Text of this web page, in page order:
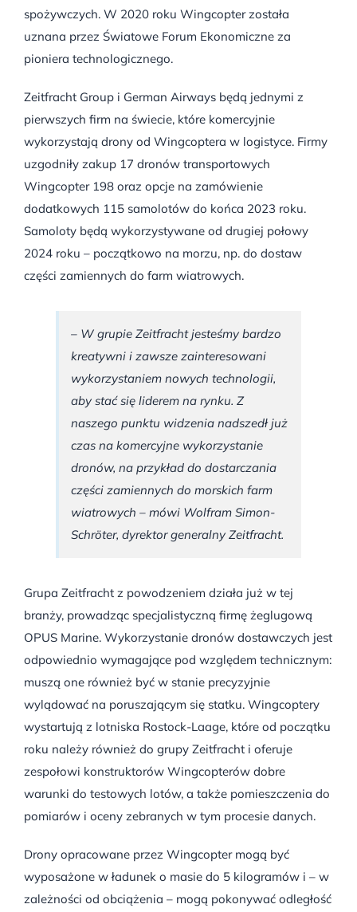
spożywczych. W 2020 roku Wingcopter została
uznana przez Światowe Forum Ekonomiczne za
pioniera technologicznego.
Zeitfracht Group i German Airways będą jednymi z
pierwszych firm na świecie, które komercyjnie
wykorzystają drony od Wingcoptera w logistyce. Firmy
uzgodniły zakup 17 dronów transportowych
Wingcopter 198 oraz opcje na zamówienie
dodatkowych 115 samolotów do końca 2023 roku.
Samoloty będą wykorzystywane od drugiej połowy
2024 roku – początkowo na morzu, np. do dostaw
części zamiennych do farm wiatrowych.
– W grupie Zeitfracht jesteśmy bardzo
kreatywni i zawsze zainteresowani
wykorzystaniem nowych technologii,
aby stać się liderem na rynku. Z
naszego punktu widzenia nadszedł już
czas na komercyjne wykorzystanie
dronów, na przykład do dostarczania
części zamiennych do morskich farm
wiatrowych – mówi Wolfram Simon-
Schröter, dyrektor generalny Zeitfracht.
Grupa Zeitfracht z powodzeniem działa już w tej
branży, prowadząc specjalistyczną firmę żeglugową
OPUS Marine. Wykorzystanie dronów dostawczych jest
odpowiednio wymagające pod względem technicznym:
muszą one również być w stanie precyzyjnie
wylądować na poruszającym się statku. Wingcoptery
wystartują z lotniska Rostock-Laage, które od początku
roku należy również do grupy Zeitfracht i oferuje
zespołowi konstruktorów Wingcopterów dobre
warunki do testowych lotów, a także pomieszczenia do
pomiarów i oceny zebranych w tym procesie danych.
Drony opracowane przez Wingcopter mogą być
wyposażone w ładunek o masie do 5 kilogramów i – w
zależności od obciążenia – mogą pokonywać odległość